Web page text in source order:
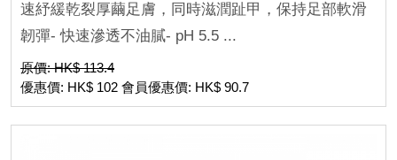
速紓緩乾裂厚繭足膚，同時滋潤趾甲，保持足部軟滑
韌彈- 快速滲透不油膩- pH 5.5 ...
原價: HK$ 113.4
優惠價: HK$ 102 會員優惠價: HK$ 90.7